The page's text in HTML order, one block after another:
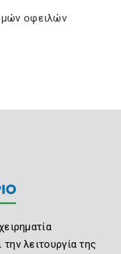
οφειλών
λειτουργία της